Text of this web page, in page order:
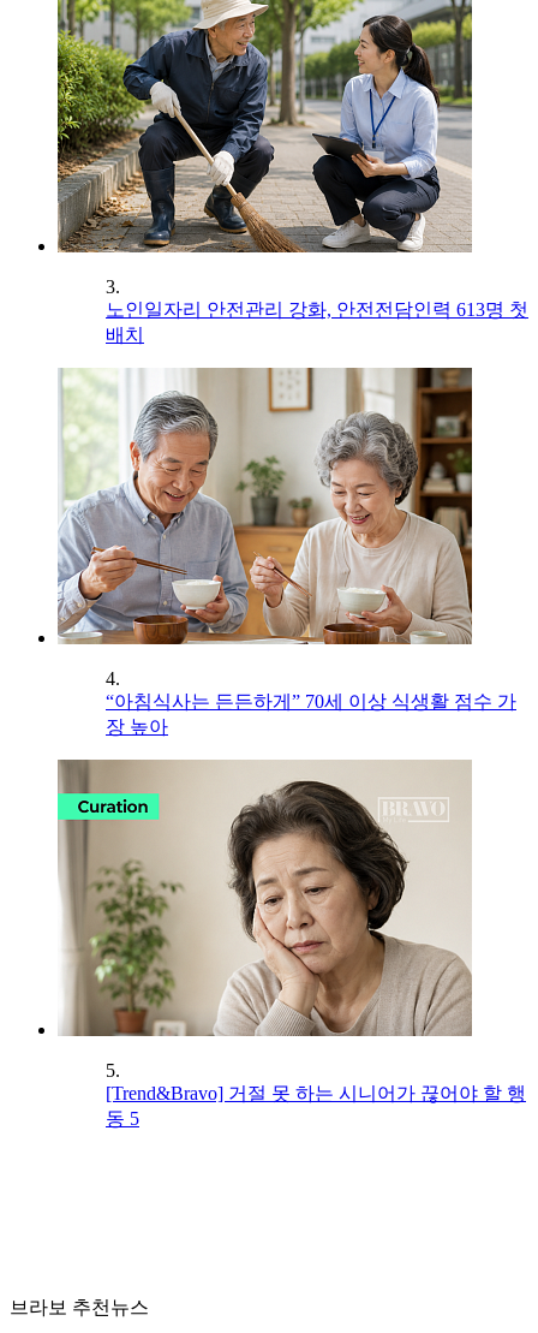
3.
노인일자리 안전관리 강화, 안전전담인력 613명 첫
배치
4.
“아침식사는 든든하게” 70세 이상 식생활 점수 가
장 높아
5.
[Trend&Bravo] 거절 못 하는 시니어가 끊어야 할 행
동 5
브라보 추천뉴스